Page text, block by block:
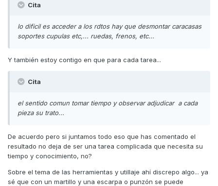
Cita
lo dificil es acceder a los rdtos hay que desmontar caracasas
soportes cupulas etc,... ruedas, frenos, etc...
Y también estoy contigo en que para cada tarea...
Cita
el sentido comun tomar tiempo y observar adjudicar a cada
pieza su trato...
De acuerdo pero si juntamos todo eso que has comentado el
resultado no deja de ser una tarea complicada que necesita su
tiempo y conocimiento, no?
Sobre el tema de las herramientas y utillaje ahí discrepo algo... ya
sé que con un martillo y una escarpa o punzón se puede